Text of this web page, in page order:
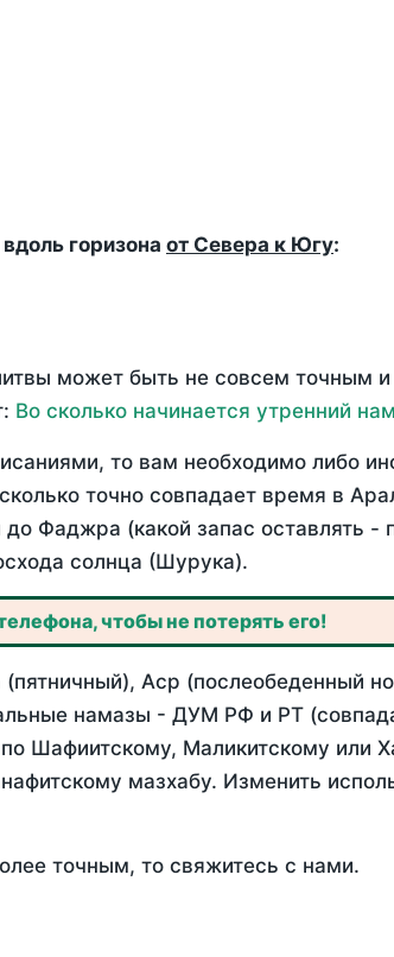
горизона от Севера к Югу:
может быть не совсем точным и
Во сколько начинается утренний
то вам необходимо либо
точно совпадает время в
Фаджра (какой запас оставлять -
солнца (Шурука).
чтобы не потерять его!
Аср (послеобеденный
намазы - ДУМ РФ и РТ
Шафиитскому, Маликитскому или
мазхабу. Изменить
точным, то свяжитесь с нами.